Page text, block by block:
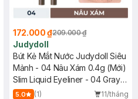
172.000 ₫209.000 ₫
Judydoll
Bút Kẻ Mắt Nước Judydoll Siêu
Mảnh - 04 Nâu Xám 0.4g (Mới)
Slim Liquid Eyeliner - 04 Gray
Brown
5.0 (1)
11/tháng